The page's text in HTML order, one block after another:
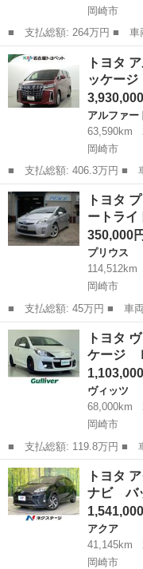
岡崎市
■ 支払総額: 264万円 ■ 車両本体価格： 2,438,000 円 ■ メーカー
名： トヨタ ■ 車種名：
セーフティセンス 障害物
キー 純正...
愛知 岡崎市 ハリアー
トヨタ
ッケー
アルファー
63,590km
岡崎市
■ 支払総額: 406.3万円 ■ 車両本体価格： 3,930,000 円 ■ メーカ
ー名： トヨタ ■ 車種名
ド名： ＳＲ Ｃパッケー
レイヤー...
愛知 岡崎市 アルフ
トヨタ
ートラ
350,000円
プリウス
114,512km
岡崎市
■ 支払総額: 45万円 ■ 車両本体価格： 350,000 円 ■ メーカー
名： トヨタ ■ 車種名：
ナビ ＥＴＣ オートライ
ミホイール ■ ...
愛知 岡崎市 プリウス
トヨタ
ケージ
ヴィッツ
68,000km
岡崎市
■ 支払総額: 119.8万円 ■ 車両本体価格： 1,103,000 円 ■ メーカ
ー名： トヨタ ■ 車種名
Ｇ’ｓ スマートパッケー
ＴＣ Ｇ...
愛知 岡崎市 ヴィッ
トヨタ
ナビ バ
アクア
41,145km
岡崎市